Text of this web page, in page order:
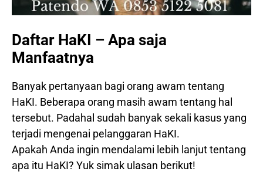
Daftar HaKI – Apa saja
Manfaatnya
Banyak pertanyaan bagi orang awam tentang
HaKI. Beberapa orang masih awam tentang hal
tersebut. Padahal sudah banyak sekali kasus yang
terjadi mengenai pelanggaran HaKI.
Apakah Anda ingin mendalami lebih lanjut tentang
apa itu HaKI? Yuk simak ulasan berikut!